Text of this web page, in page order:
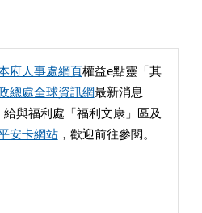
府人事處網頁權益e點靈「其
總處全球資訊網最新消息
與福利處「福利文康」區及
安卡網站，歡迎前往參閱。